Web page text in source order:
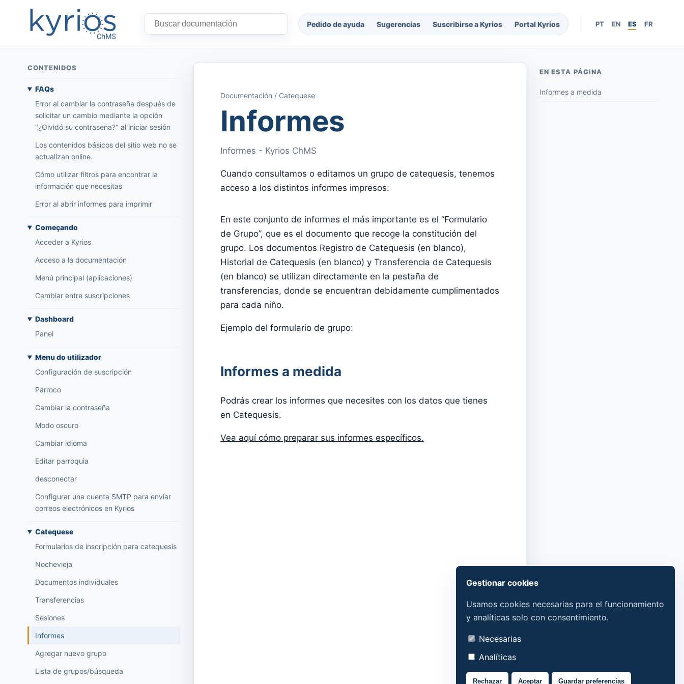
Pedido de ayuda Sugerencias Suscribirse a Kyrios Portal Kyrios PT EN ES FR
CONTENIDOS
FAQs
Error al cambiar la contraseña después de
solicitar un cambio mediante la opción
"¿Olvidó su contraseña?" al iniciar sesión
Los contenidos básicos del sitio web no se
actualizan online.
Cómo utilizar filtros para encontrar la
información que necesitas
Error al abrir informes para imprimir
Começando
Acceder a Kyrios
Acceso a la documentación
Menú principal (aplicaciones)
Cambiar entre suscripciones
Dashboard
Panel
Menu do utilizador
Configuración de suscripción
Párroco
Cambiar la contraseña
Modo oscuro
Cambiar idioma
Editar parroquia
desconectar
Configurar una cuenta SMTP para enviar
correos electrónicos en Kyrios
Catequese
Formularios de inscripción para catequesis
Nochevieja
Documentos individuales
Transferencias
Sesiones
Informes
Agregar nuevo grupo
Lista de grupos/búsqueda
Documentación / Catequese
Informes
Informes - Kyrios ChMS
Cuando consultamos o editamos un grupo de catequesis, tenemos
acceso a los distintos informes impresos:
En este conjunto de informes el más importante es el “Formulario
de Grupo”, que es el documento que recoge la constitución del
grupo. Los documentos Registro de Catequesis (en blanco),
Historial de Catequesis (en blanco) y Transferencia de Catequesis
(en blanco) se utilizan directamente en la pestaña de
transferencias, donde se encuentran debidamente cumplimentados
para cada niño.
Ejemplo del formulario de grupo:
Informes a medida
Podrás crear los informes que necesites con los datos que tienes
en Catequesis.
Vea aquí cómo preparar sus informes específicos.
EN ESTA PÁGINA
Informes a medida
Gestionar cookies
Usamos cookies necesarias para el funcionamiento
y analíticas solo con consentimiento.
Necesarias
Analíticas
Rechazar Aceptar Guardar preferencias